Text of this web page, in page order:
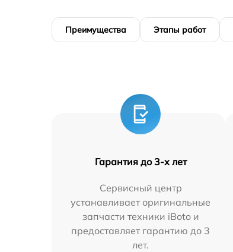
Преимущества Этапы работ
Гарантия до 3-х лет
Сервисный центр
устанавливает оригинальные
запчасти техники iBoto и
предоставляет гарантию до 3
лет.